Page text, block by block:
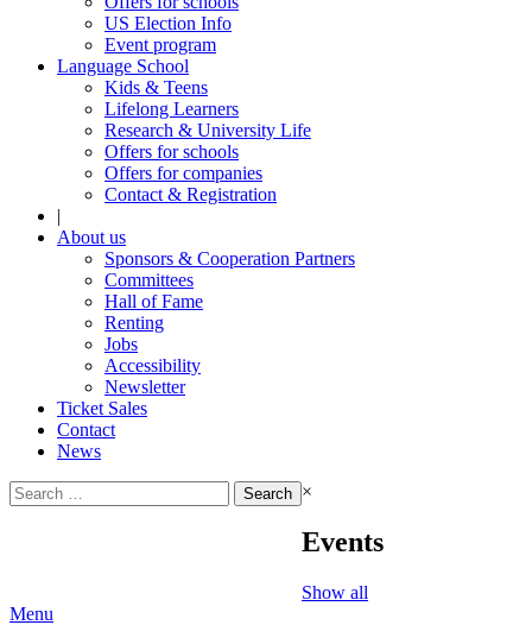
US Election Info
Event program
Language School
Kids & Teens
Lifelong Learners
Research & University Life
Offers for schools
Offers for companies
Contact & Registration
|
About us
Sponsors & Cooperation Partners
Committees
Hall of Fame
Renting
Jobs
Accessibility
Newsletter
Ticket Sales
Contact
News
Search
for:
×
Events
Show all
Menu